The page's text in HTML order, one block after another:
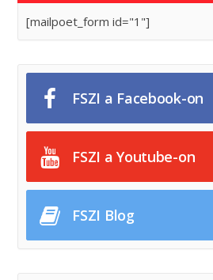
[mailpoet_form id="1"]
FSZI a Facebook-on
FSZI a Youtube-on
FSZI Blog